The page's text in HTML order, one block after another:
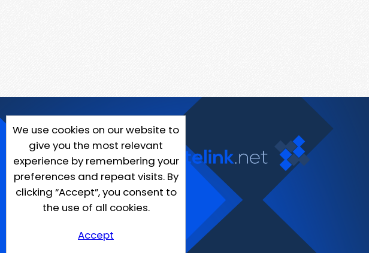
We use cookies on our website to
give you the most relevant
experience by remembering your
preferences and repeat visits. By
clicking “Accept”, you consent to
the use of all cookies.
Accept